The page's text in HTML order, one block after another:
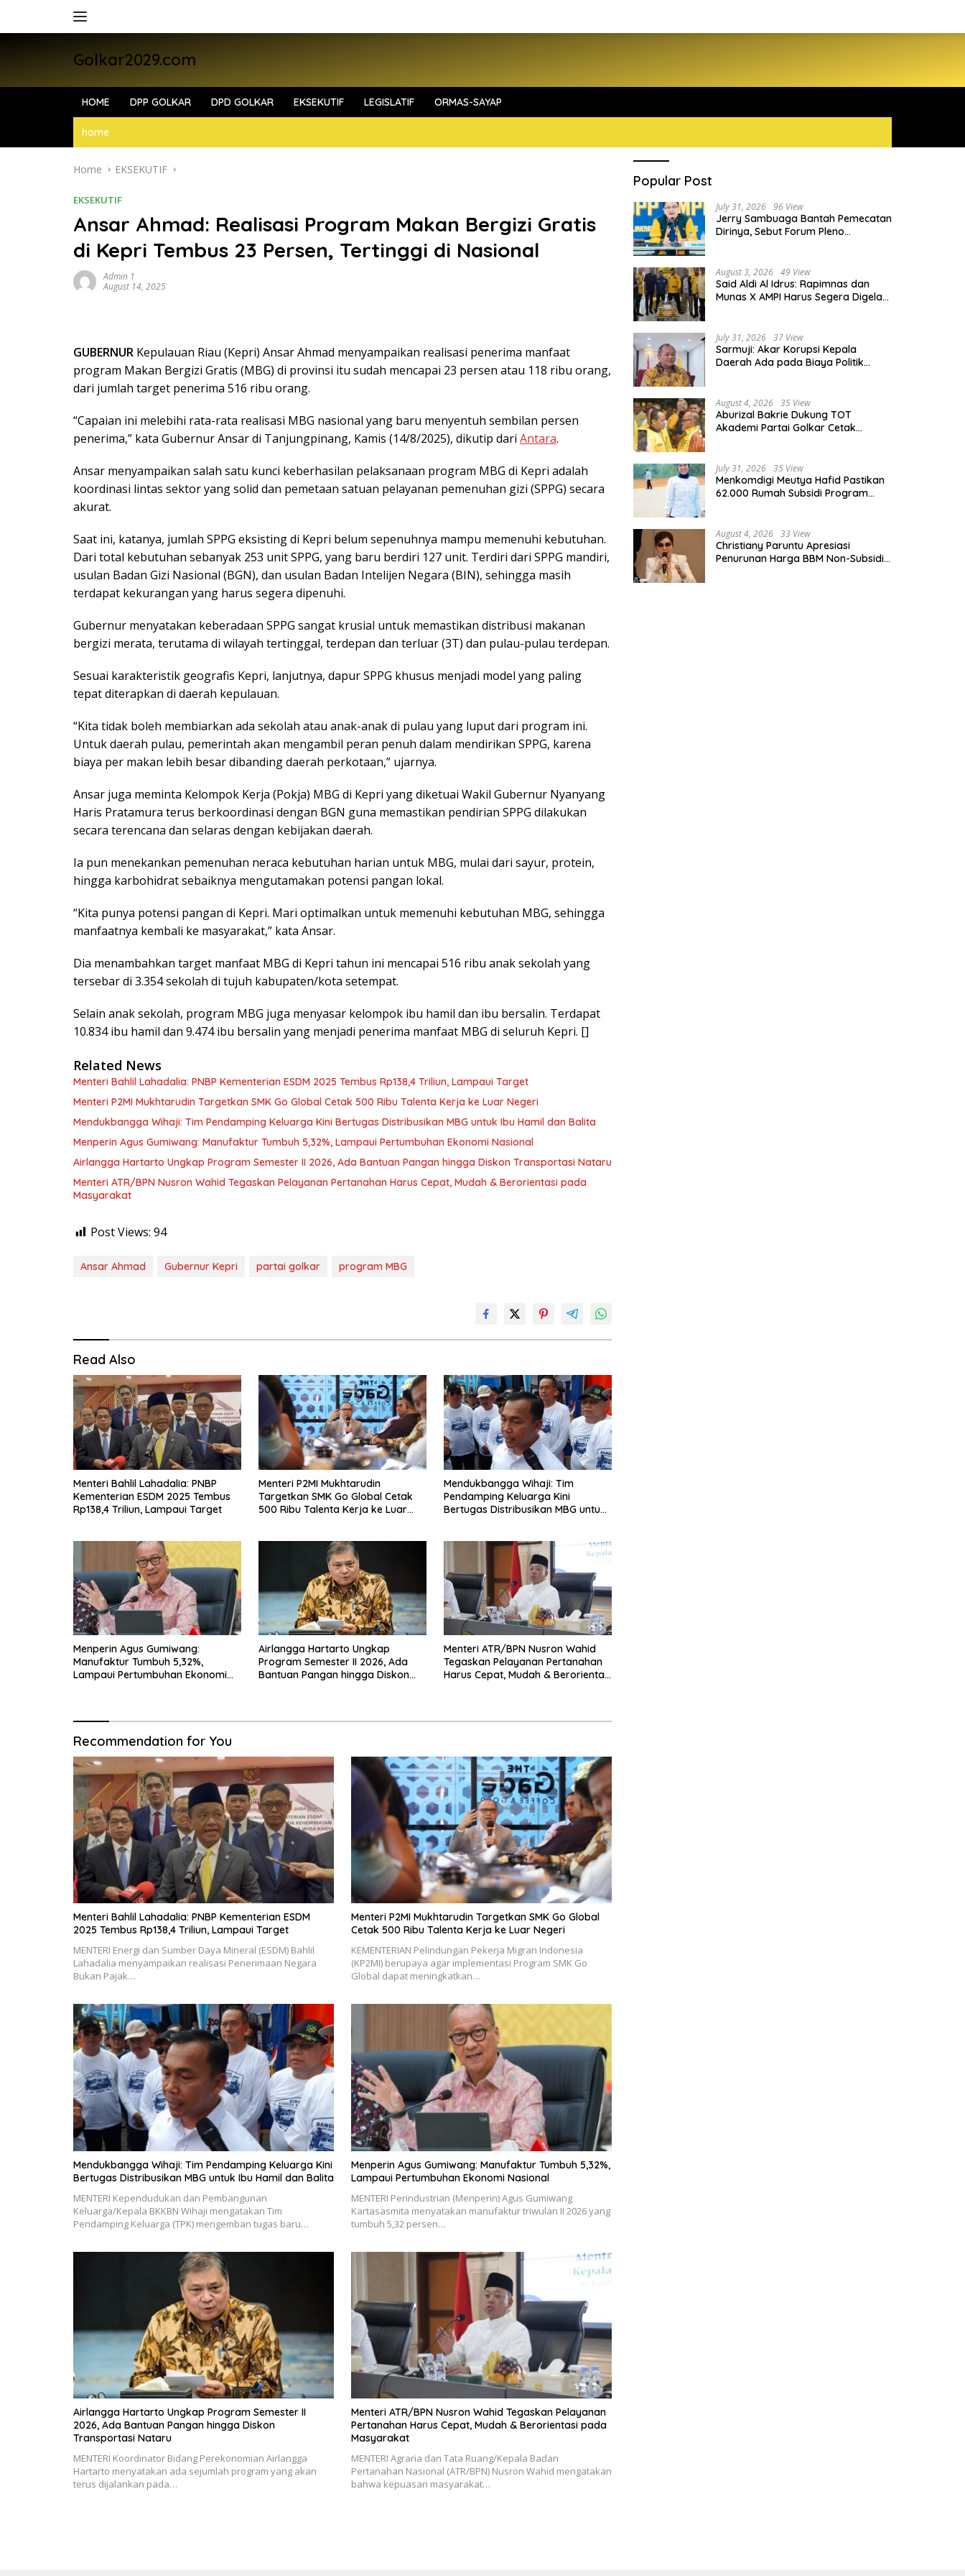
Golkar2029.com
HOME DPP GOLKAR DPD GOLKAR EKSEKUTIF LEGISLATIF ORMAS-SAYAP
home
Home EKSEKUTIF
EKSEKUTIF
Ansar Ahmad: Realisasi Program Makan Bergizi Gratis
di Kepri Tembus 23 Persen, Tertinggi di Nasional
Admin 1
August 14, 2025
GUBERNUR Kepulauan Riau (Kepri) Ansar Ahmad menyampaikan realisasi penerima manfaat
program Makan Bergizi Gratis (MBG) di provinsi itu sudah mencapai 23 persen atau 118 ribu orang,
dari jumlah target penerima 516 ribu orang.
“Capaian ini melebihi rata-rata realisasi MBG nasional yang baru menyentuh sembilan persen
penerima,” kata Gubernur Ansar di Tanjungpinang, Kamis (14/8/2025), dikutip dari Antara.
Ansar menyampaikan salah satu kunci keberhasilan pelaksanaan program MBG di Kepri adalah
koordinasi lintas sektor yang solid dan pemetaan satuan pelayanan pemenuhan gizi (SPPG) secara
akurat.
Saat ini, katanya, jumlah SPPG eksisting di Kepri belum sepenuhnya mampu memenuhi kebutuhan.
Dari total kebutuhan sebanyak 253 unit SPPG, yang baru berdiri 127 unit. Terdiri dari SPPG mandiri,
usulan Badan Gizi Nasional (BGN), dan usulan Badan Intelijen Negara (BIN), sehingga masih
terdapat kekurangan yang harus segera dipenuhi.
Gubernur menyatakan keberadaan SPPG sangat krusial untuk memastikan distribusi makanan
bergizi merata, terutama di wilayah tertinggal, terdepan dan terluar (3T) dan pulau-pulau terdepan.
Sesuai karakteristik geografis Kepri, lanjutnya, dapur SPPG khusus menjadi model yang paling
tepat diterapkan di daerah kepulauan.
“Kita tidak boleh membiarkan ada sekolah atau anak-anak di pulau yang luput dari program ini.
Untuk daerah pulau, pemerintah akan mengambil peran penuh dalam mendirikan SPPG, karena
biaya per makan lebih besar dibanding daerah perkotaan,” ujarnya.
Ansar juga meminta Kelompok Kerja (Pokja) MBG di Kepri yang diketuai Wakil Gubernur Nyanyang
Haris Pratamura terus berkoordinasi dengan BGN guna memastikan pendirian SPPG dilakukan
secara terencana dan selaras dengan kebijakan daerah.
Ia pun menekankan pemenuhan neraca kebutuhan harian untuk MBG, mulai dari sayur, protein,
hingga karbohidrat sebaiknya mengutamakan potensi pangan lokal.
“Kita punya potensi pangan di Kepri. Mari optimalkan untuk memenuhi kebutuhan MBG, sehingga
manfaatnya kembali ke masyarakat,” kata Ansar.
Dia menambahkan target manfaat MBG di Kepri tahun ini mencapai 516 ribu anak sekolah yang
tersebar di 3.354 sekolah di tujuh kabupaten/kota setempat.
Selain anak sekolah, program MBG juga menyasar kelompok ibu hamil dan ibu bersalin. Terdapat
10.834 ibu hamil dan 9.474 ibu bersalin yang menjadi penerima manfaat MBG di seluruh Kepri. []
Related News
Menteri Bahlil Lahadalia: PNBP Kementerian ESDM 2025 Tembus Rp138,4 Triliun, Lampaui Target
Menteri P2MI Mukhtarudin Targetkan SMK Go Global Cetak 500 Ribu Talenta Kerja ke Luar Negeri
Mendukbangga Wihaji: Tim Pendamping Keluarga Kini Bertugas Distribusikan MBG untuk Ibu Hamil dan Balita
Menperin Agus Gumiwang: Manufaktur Tumbuh 5,32%, Lampaui Pertumbuhan Ekonomi Nasional
Airlangga Hartarto Ungkap Program Semester II 2026, Ada Bantuan Pangan hingga Diskon Transportasi Nataru
Menteri ATR/BPN Nusron Wahid Tegaskan Pelayanan Pertanahan Harus Cepat, Mudah & Berorientasi pada
Masyarakat
Post Views: 94
Ansar Ahmad Gubernur Kepri partai golkar program MBG
Read Also
Menteri Bahlil Lahadalia: PNBP
Kementerian ESDM 2025 Tembus
Rp138,4 Triliun, Lampaui Target
Menteri P2MI Mukhtarudin
Targetkan SMK Go Global Cetak
500 Ribu Talenta Kerja ke Luar
Mendukbangga Wihaji: Tim
Pendamping Keluarga Kini
Bertugas Distribusikan MBG untuk
Menperin Agus Gumiwang:
Manufaktur Tumbuh 5,32%,
Lampaui Pertumbuhan Ekonomi
Airlangga Hartarto Ungkap
Program Semester II 2026, Ada
Bantuan Pangan hingga Diskon
Menteri ATR/BPN Nusron Wahid
Tegaskan Pelayanan Pertanahan
Harus Cepat, Mudah & Berorientasi
Recommendation for You
Menteri Bahlil Lahadalia: PNBP Kementerian ESDM
2025 Tembus Rp138,4 Triliun, Lampaui Target
MENTERI Energi dan Sumber Daya Mineral (ESDM) Bahlil
Lahadalia menyampaikan realisasi Penerimaan Negara
Bukan Pajak…
Menteri P2MI Mukhtarudin Targetkan SMK Go Global
Cetak 500 Ribu Talenta Kerja ke Luar Negeri
KEMENTERIAN Pelindungan Pekerja Migran Indonesia
(KP2MI) berupaya agar implementasi Program SMK Go
Global dapat meningkatkan…
Mendukbangga Wihaji: Tim Pendamping Keluarga Kini
Bertugas Distribusikan MBG untuk Ibu Hamil dan Balita
MENTERI Kependudukan dan Pembangunan
Keluarga/Kepala BKKBN Wihaji mengatakan Tim
Pendamping Keluarga (TPK) mengemban tugas baru…
Menperin Agus Gumiwang: Manufaktur Tumbuh 5,32%,
Lampaui Pertumbuhan Ekonomi Nasional
MENTERI Perindustrian (Menperin) Agus Gumiwang
Kartasasmita menyatakan manufaktur triwulan II 2026 yang
tumbuh 5,32 persen…
Airlangga Hartarto Ungkap Program Semester II
2026, Ada Bantuan Pangan hingga Diskon
Transportasi Nataru
MENTERI Koordinator Bidang Perekonomian Airlangga
Hartarto menyatakan ada sejumlah program yang akan
terus dijalankan pada…
Menteri ATR/BPN Nusron Wahid Tegaskan Pelayanan
Pertanahan Harus Cepat, Mudah & Berorientasi pada
Masyarakat
MENTERI Agraria dan Tata Ruang/Kepala Badan
Pertanahan Nasional (ATR/BPN) Nusron Wahid mengatakan
bahwa kepuasan masyarakat…
Popular Post
July 31, 2026 96 View
Jerry Sambuaga Bantah Pemecatan
Dirinya, Sebut Forum Pleno
August 3, 2026 49 View
Said Aldi Al Idrus: Rapimnas dan
Munas X AMPI Harus Segera Digelar
July 31, 2026 37 View
Sarmuji: Akar Korupsi Kepala
Daerah Ada pada Biaya Politik
August 4, 2026 35 View
Aburizal Bakrie Dukung TOT
Akademi Partai Golkar Cetak
July 31, 2026 35 View
Menkomdigi Meutya Hafid Pastikan
62.000 Rumah Subsidi Program
August 4, 2026 33 View
Christiany Paruntu Apresiasi
Penurunan Harga BBM Non-Subsidi,